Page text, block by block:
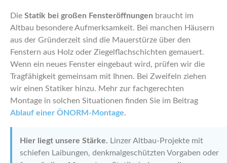
Die Statik bei großen Fensteröffnungen braucht im
Altbau besondere Aufmerksamkeit. Bei manchen Häusern
aus der Gründerzeit sind die Mauerstürze über den
Fenstern aus Holz oder Ziegelflachschichten gemauert.
Wenn ein neues Fenster eingebaut wird, prüfen wir die
Tragfähigkeit gemeinsam mit Ihnen. Bei Zweifeln ziehen
wir einen Statiker hinzu. Mehr zur fachgerechten
Montage in solchen Situationen finden Sie im Beitrag
Ablauf einer ÖNORM-Montage.
Hier liegt unsere Stärke. Linzer Altbau-Projekte mit
schiefen Laibungen, denkmalgeschützten Vorgaben oder